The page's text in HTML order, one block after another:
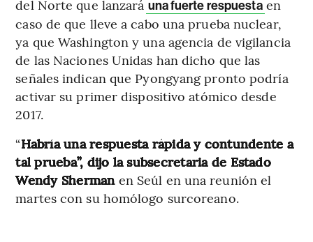
del Norte que lanzará una fuerte respuesta en
caso de que lleve a cabo una prueba nuclear,
ya que Washington y una agencia de vigilancia
de las Naciones Unidas han dicho que las
señales indican que Pyongyang pronto podría
activar su primer dispositivo atómico desde
2017.
“Habría una respuesta rápida y contundente a
tal prueba”, dijo la subsecretaria de Estado
Wendy Sherman en Seúl en una reunión el
martes con su homólogo surcoreano.